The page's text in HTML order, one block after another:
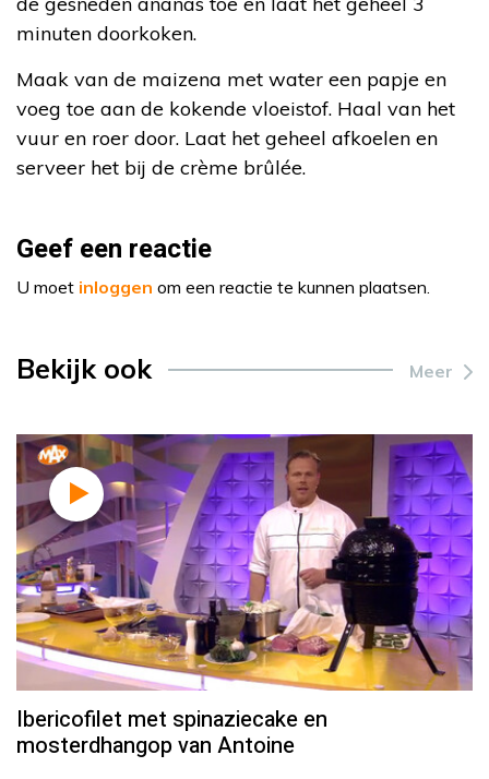
minuten doorkoken.
Maak van de maizena met water een papje en
voeg toe aan de kokende vloeistof. Haal van het
vuur en roer door. Laat het geheel afkoelen en
serveer het bij de crème brûlée.
Geef een reactie
U moet inloggen om een reactie te kunnen plaatsen.
Bekijk ook Meer
Ibericofilet met spinaziecake en
mosterdhangop van Antoine